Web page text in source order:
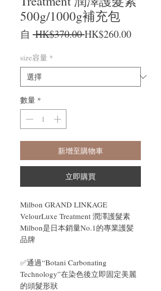
500g/1000g補充包
自 HK$370.00 一般價格
HK$260.00促銷價
size容量 *
數量 *
新增至購物車
立即購買
Milbon GRAND LINKAGE
VelourLuxe Treatment 潤澤護髮素
Milbon是日本銷量No.1的專業護髪
品牌
✅通過“Botani Carbonating
Technology”在染色後立即固定美麗
的頭髮形狀